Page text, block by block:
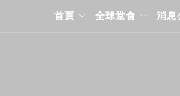
首頁 全球堂會 消息